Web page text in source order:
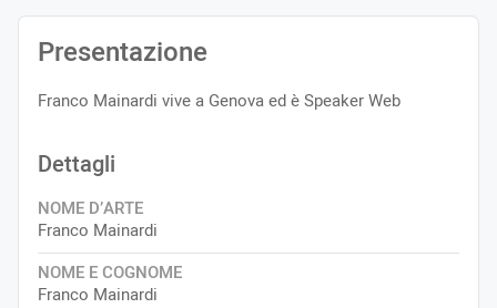
Presentazione
Franco Mainardi vive a Genova ed è Speaker Web
Dettagli
NOME D’ARTE
Franco Mainardi
NOME E COGNOME
Franco Mainardi